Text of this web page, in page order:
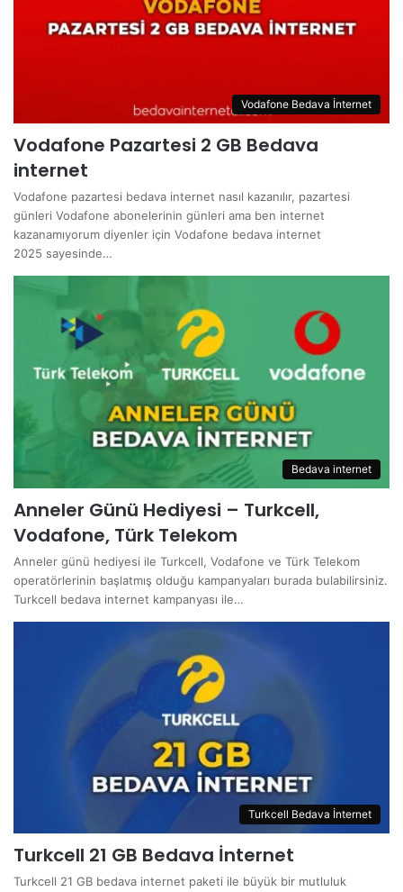
Vodafone Bedava İnternet
Vodafone Pazartesi 2 GB Bedava
internet
Vodafone pazartesi bedava internet nasıl kazanılır, pazartesi
günleri Vodafone abonelerinin günleri ama ben internet
kazanamıyorum diyenler için Vodafone bedava internet
2025 sayesinde…
Bedava internet
Anneler Günü Hediyesi – Turkcell,
Vodafone, Türk Telekom
Anneler günü hediyesi ile Turkcell, Vodafone ve Türk Telekom
operatörlerinin başlatmış olduğu kampanyaları burada bulabilirsiniz.
Turkcell bedava internet kampanyası ile…
Turkcell Bedava İnternet
Turkcell 21 GB Bedava İnternet
Turkcell 21 GB bedava internet paketi ile büyük bir mutluluk